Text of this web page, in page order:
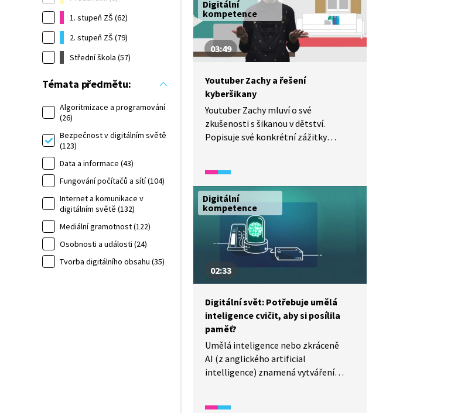
1. stupeň ZŠ (62)
2. stupeň ZŠ (79)
Střední škola (57)
Témata předmětu:
Algoritmizace a programování
(26)
Bezpečnost v digitálním světě
(123)
Data a informace (43)
Fungování počítačů a sítí (104)
Internet a komunikace v
digitálním světě (132)
Mediální gramotnost (122)
Osobnosti a události (24)
Tvorba digitálního obsahu (35)
Digitální
kompetence
03:49
Youtuber Zachy a řešení
kyberšikany
Youtuber Zachy mluví o své
zkušenosti s šikanou v dětství.
Popisuje své konkrétní zážitky
kyberšikany. Souhlasíte s jeho
pohledem na věc?
Digitální
kompetence
02:33
Digitální svět: Potřebuje umělá
inteligence cvičit, aby si posílila
paměť?
Umělá inteligence nebo zkráceně
AI (z anglického artificial
intelligence) znamená vytváření